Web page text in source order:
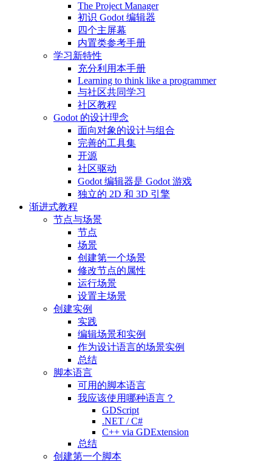
The Project Manager
初识 Godot 编辑器
四个主屏幕
内置类参考手册
学习新特性
充分利用本手册
Learning to think like a programmer
与社区共同学习
社区教程
Godot 的设计理念
面向对象的设计与组合
完善的工具集
开源
社区驱动
Godot 编辑器是 Godot 游戏
独立的 2D 和 3D 引擎
渐进式教程
节点与场景
节点
场景
创建第一个场景
修改节点的属性
运行场景
设置主场景
创建实例
实践
编辑场景和实例
作为设计语言的场景实例
总结
脚本语言
可用的脚本语言
我应该使用哪种语言？
GDScript
.NET / C#
C++ via GDExtension
总结
创建第一个脚本